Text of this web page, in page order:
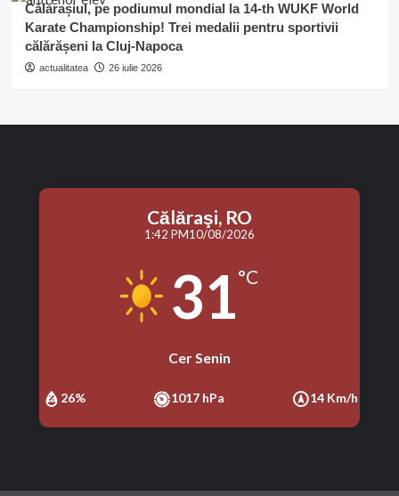
Călărașiul, pe podiumul mondial la 14-th WUKF World
Karate Championship! Trei medalii pentru sportivii
călărășeni la Cluj-Napoca
actualitatea 26 iulie 2026
Călăraşi, RO
1:42 PM10/08/2026
31°C
Cer Senin
26% 1017 hPa 14 Km/h